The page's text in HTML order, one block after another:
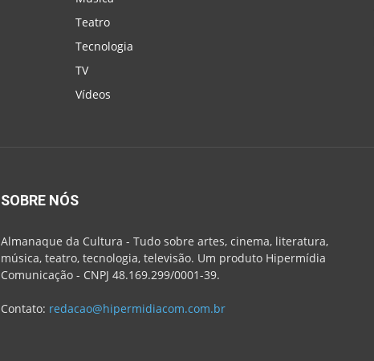
Teatro
Tecnologia
TV
Vídeos
SOBRE NÓS
Almanaque da Cultura - Tudo sobre artes, cinema, literatura,
música, teatro, tecnologia, televisão. Um produto Hipermídia
Comunicação - CNPJ 48.169.299/0001-39.
Contato: redacao@hipermidiacom.com.br